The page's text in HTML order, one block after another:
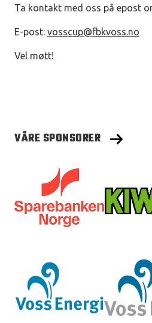
Ta kontakt med oss på epost
E-post: vosscup@fbkvoss.no
Vel møtt!
VÅRE SPONSORER